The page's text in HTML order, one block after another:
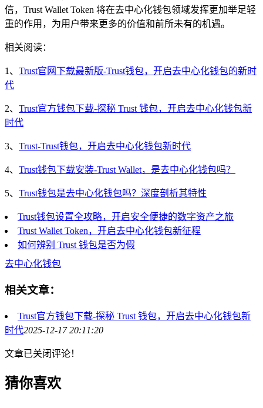
信，Trust Wallet Token 将在去中心化钱包领域发挥更加举足轻
重的作用，为用户带来更多的价值和前所未有的机遇。
相关阅读：
1、 Trust官网下载最新版-Trust钱包，开启去中心化钱包的新时
代
2、 Trust官方钱包下载-探秘 Trust 钱包，开启去中心化钱包新
时代
3、 Trust-Trust钱包，开启去中心化钱包新时代
4、 Trust钱包下载安装-Trust Wallet，是去中心化钱包吗？
5、 Trust钱包是去中心化钱包吗？深度剖析其特性
Trust钱包设置全攻略，开启安全便捷的数字资产之旅
Trust Wallet Token，开启去中心化钱包新征程
如何辨别 Trust 钱包是否为假
去中心化钱包
相关文章：
Trust官方钱包下载-探秘 Trust 钱包，开启去中心化钱包新
时代2025-12-17 20:11:20
文章已关闭评论！
猜你喜欢